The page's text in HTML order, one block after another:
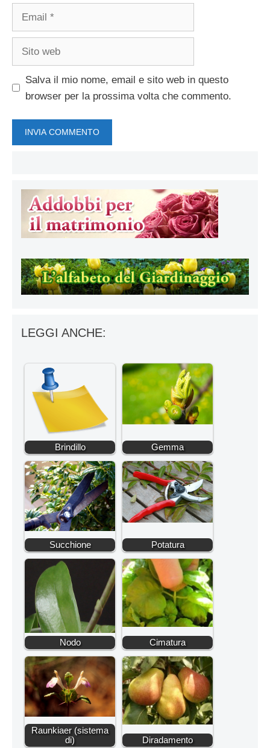
Salva il mio nome, email e sito web in questo
browser per la prossima volta che commento.
LEGGI ANCHE:
Brindillo Gemma
Succhione Potatura
Nodo Cimatura
Raunkiaer (sistema
di)
Diradamento